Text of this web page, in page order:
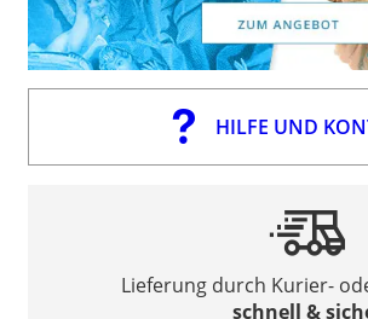
HILFE UND
Lieferung durch Kurier-
schnell &